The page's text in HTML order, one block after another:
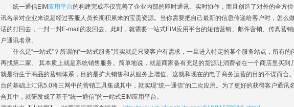
统一通信EIM应用平台的构建完成不仅完善了企业内部的即时通讯、实时协作，而且创造了对外的全方
讯名录对企业来说是经过客服人员长期积累来的宝贵资源。当你需要把自己最新的信息传递给客户时，怎么
话的打回去，一封一封E-mail的发回去。此时，就需要一站式EIM应用平台的短信营销、邮件营销、传真营
户通讯名录。
什么是“一站式”？所谓的“一站式服务”其实就是只要客户有需求，一旦进入特定的某个服务站点，所有的
再找第二家。 其本质上就是系统销售服务。简单地说，就是商家备有充足的货源让消费者在一个商店里买到
就是衍生于商品的营销体系，目的是扩大销售和从服务上增值。这就和现在的电子商务运营的目的不谋而合
台的基础上汇讯5.0将三网中的营销工具集成其中，就实现“统一通信”的二次应用。为了更好的获得客户通讯
合其中，就研发成了基于“统一通信”的一站式EIM应用平台。